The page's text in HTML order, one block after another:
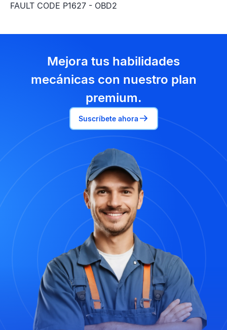
FAULT CODE P1627 - OBD2
Mejora tus habilidades
mecánicas con nuestro plan
premium.
Suscríbete ahora